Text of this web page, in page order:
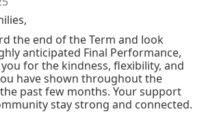
the end of the Term and look
anticipated Final Performance,
for the kindness, flexibility, and
have shown throughout the
past few months. Your support
stay strong and connected.